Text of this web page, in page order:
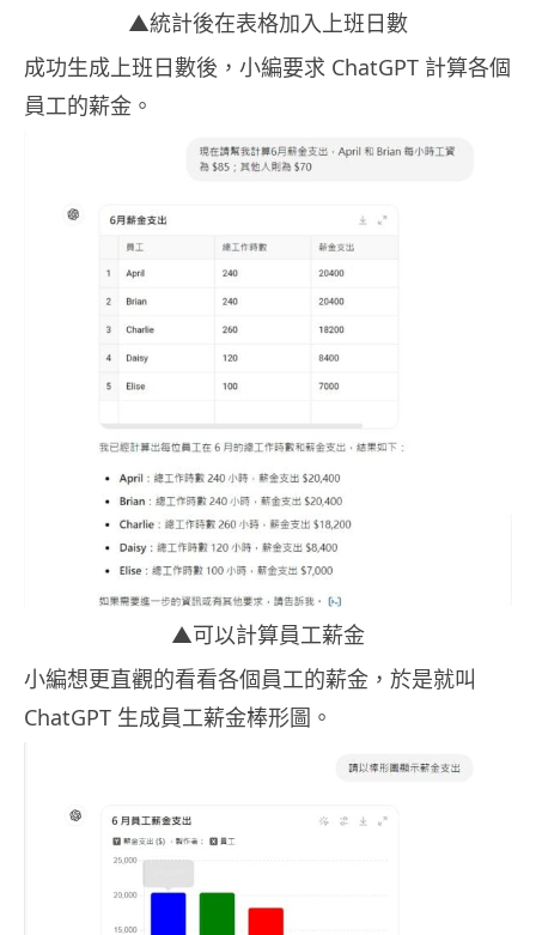
▲統計後在表格加入上班日數
成功生成上班日數後，小編要求 ChatGPT 計算各個
員工的薪金。
▲可以計算員工薪金
小編想更直觀的看看各個員工的薪金，於是就叫
ChatGPT 生成員工薪金棒形圖。